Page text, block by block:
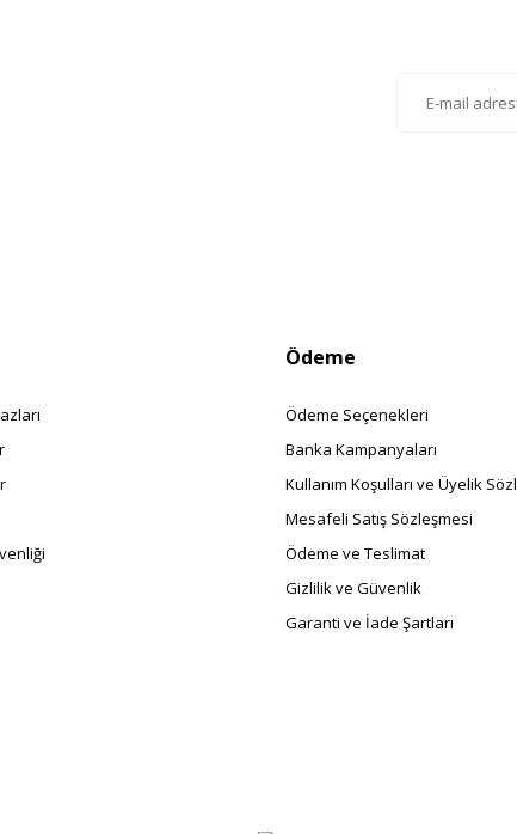
Ödeme
Ödeme Seçenekleri
Banka Kampanyaları
Kullanım Koşulları ve Üyelik
Mesafeli Satış Sözleşmesi
Ödeme ve Teslimat
Gizlilik ve Güvenlik
Garanti ve İade Şartları